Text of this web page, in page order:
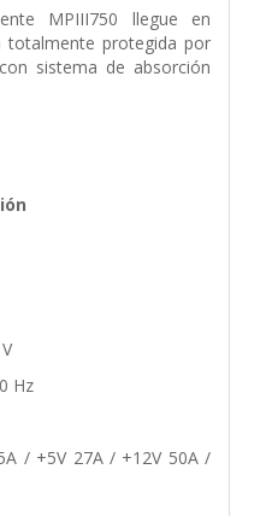
MPIII750 llegue en
totalmente protegida por
sistema de absorción
Hz
/ +5V 27A / +12V 50A /